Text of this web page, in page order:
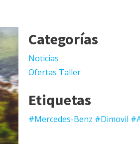
Categorías
Noticias
Ofertas Taller
Etiquetas
#Mercedes-Benz #Dimovil